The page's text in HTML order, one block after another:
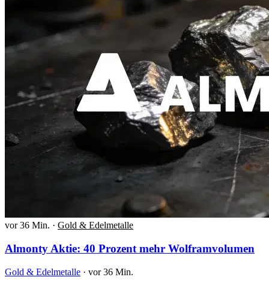
vor 36 Min. · Gold & Edelmetalle
Almonty Aktie: 40 Prozent mehr Wolframvolumen
Gold & Edelmetalle · vor 36 Min.